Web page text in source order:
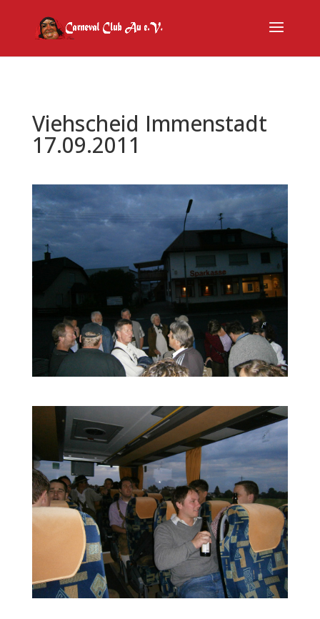
Viehscheid Immenstadt
17.09.2011